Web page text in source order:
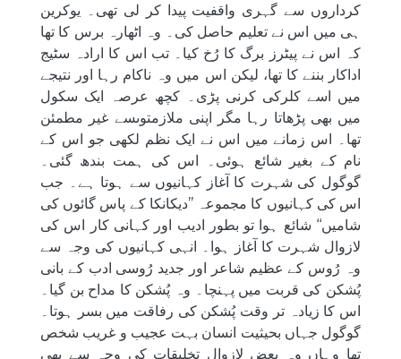
کرداروں سے گہری واقفیت پیدا کر لی تھی۔ یوکرین
ہی میں اس نے تعلیم حاصل کی۔ وہ اٹھارہ برس کا تھا
کہ اس نے پیٹرز برگ کا رُخ کیا۔ تب اس کا ارادہ سٹیج
اداکار بننے کا تھا، لیکن اس میں وہ ناکام رہا اور نتیجے
میں اسے کلرکی کرنی پڑی۔ کچھ عرصہ ایک سکول
میں بھی پڑھاتا رہا مگر اپنی ملازمتوںسے غیر مطمئن
تھا۔ اس زمانے میں اس نے ایک نظم لکھی جو اس کے
نام کے بغیر شائع ہوئی۔ اس کی ہمت بندھ گئی۔
گوگول کی شہرت کا آغاز کہانیوں سے ہوتا ہے۔ جب
اس کی کہانیوں کا مجموعہ ’’دیكانكا كے پاس گائوں كی
شامیں‘‘ شائع ہوا تو بطور ادیب اور کہانی کار اس کی
لازوال شہرت کا آغاز ہوا۔ انہی کہانیوں کی وجہ سے
وہ رُوس کے عظیم شاعر اور جدید رُوسی ادب کے بانی
پُشکن کی قربت میں پہنچا۔ وہ پُشکن کا مداح بن گیا۔
اس کا زیادہ تر وقت پُشکن کی رفاقت میں بسر ہوتا۔
گوگول جہاں بحیثیت انسان بہت عجیب و غریب شخص
تھا وہاں وہ بعض لازوال تخلیقات کی وجہ سے بھی